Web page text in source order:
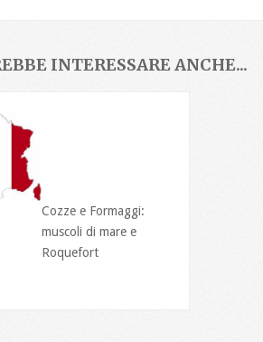
INTERESSARE ANCHE...
Cozze e Formaggi:
muscoli di mare e
Roquefort